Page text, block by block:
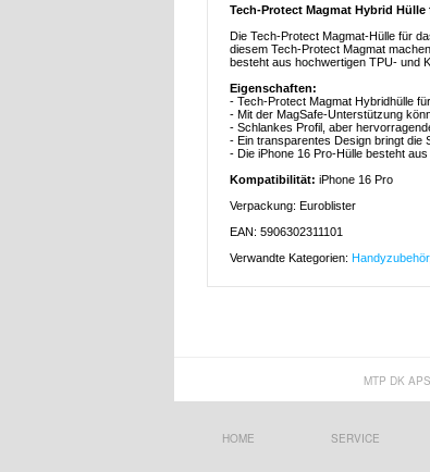
Tech-Protect Magmat Hybrid
Die Tech-Protect Magmat-Hülle für
diesem Tech-Protect Magmat
besteht aus hochwertigen TPU- und
Eigenschaften:
- Tech-Protect Magmat Hybridhülle
- Mit der MagSafe-Unterstützung
- Schlankes Profil, aber
- Ein transparentes Design bringt die
- Die iPhone 16 Pro-Hülle besteht
Kompatibilität: iPhone 16 Pro
Verpackung: Euroblister
EAN: 5906302311101
Verwandte Kategorien: Handyzubehör,
MTP DK APS
HOME SERVICE